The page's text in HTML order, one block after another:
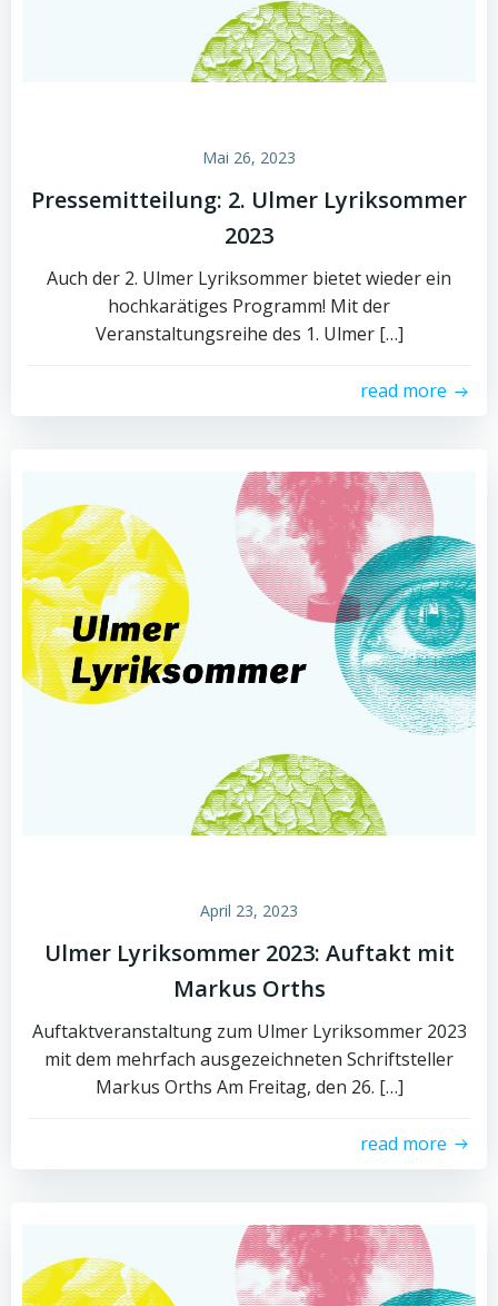
Mai 26, 2023
Pressemitteilung: 2. Ulmer Lyriksommer
2023
Auch der 2. Ulmer Lyriksommer bietet wieder ein
hochkarätiges Programm! Mit der
Veranstaltungsreihe des 1. Ulmer […]
read more
April 23, 2023
Ulmer Lyriksommer 2023: Auftakt mit
Markus Orths
Auftaktveranstaltung zum Ulmer Lyriksommer 2023
mit dem mehrfach ausgezeichneten Schriftsteller
Markus Orths Am Freitag, den 26. […]
read more